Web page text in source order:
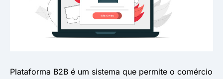
Plataforma B2B é um sistema que permite o comércio